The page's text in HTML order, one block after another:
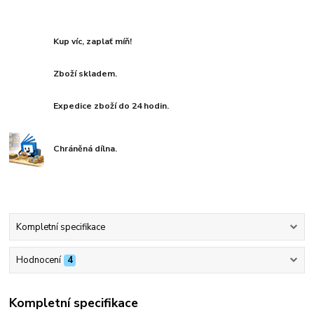
Kup víc, zaplať míň!
Zboží skladem.
Expedice zboží do 24 hodin.
Chráněná dílna.
Kompletní specifikace
Hodnocení 4
Kompletní specifikace